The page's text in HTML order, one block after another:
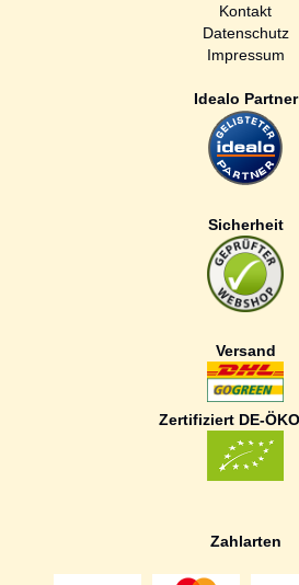
Kontakt
Datenschutz
Impressum
Idealo Partner
Sicherheit
Versand
Zertifiziert DE-
Zahlarten